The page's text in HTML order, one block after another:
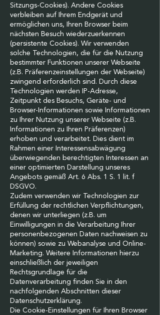
Sitzungs-Cookies). Andere Cookies
verbleiben auf Ihrem Endgerät und
ermöglichen uns, Ihren Browser beim
nächsten Besuch wiederzuerkennen
(persistente Cookies). Wir verwenden
solche Technologien, die für die Nutzung
bestimmter Funktionen unserer Webseite
(z.B. Präferenzeinstellungen der Webseite)
zwingend erforderlich sind. Durch diese
Technologien werden IP-Adresse,
Zeitpunkt des Besuchs, Geräte- und
Browser-Informationen sowie Informationen
zu Ihrer Nutzung unserer Webseite (z.B.
Informationen zu Ihren Präferenzen)
erhoben und verarbeitet. Dies dient im
Rahmen einer Interessensabwägung
überwiegenden berechtigten Interessen an
einer optimierten Darstellung unseres
Angebots gemäß Art. 6 Abs. 1 S. 1 lit. f
DSGVO.
Zudem verwenden wir Technologien zur
Erfüllung der rechtlichen Verpflichtungen,
denen wir unterliegen (z.B. um
Einwilligungen in die Verarbeitung Ihrer
personenbezogenen Daten nachweisen zu
können) sowie zu Webanalyse und Online-
Marketing. Weitere Informationen hierzu
einschließlich der jeweiligen
Rechtsgrundlage für die
Datenverarbeitung finden Sie in den
nachfolgenden Abschnitten dieser
Datenschutzerklärung.
Die Cookie-Einstellungen für Ihren Browser